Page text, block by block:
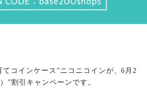
コインケース”ニコニコインが、6月2
”割引キャンペーンです。